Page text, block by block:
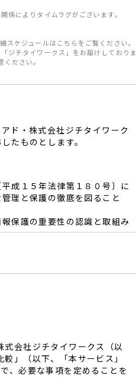
係によりタイムラグがございます。
ケジュールはこちらをご覧ください。
ジチタイワークス」をお届けしておりま
ださい。
ド・株式会社ジチタイワーク
たものとします。
成１５年法律第１８０号〕に
理と保護の徹底を図ること
保護の重要性の認識と取組み
を適宜見直し、その改善と
破壊・改竄・漏洩等に対す
、役員及び従業員に徹底致
会社ジチタイワークス（以
」（以下、「本サービス」
、必要な事項を定めることを